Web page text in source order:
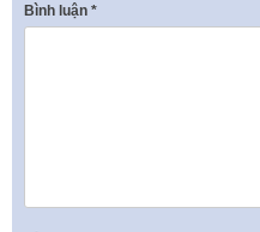
Bình luận *